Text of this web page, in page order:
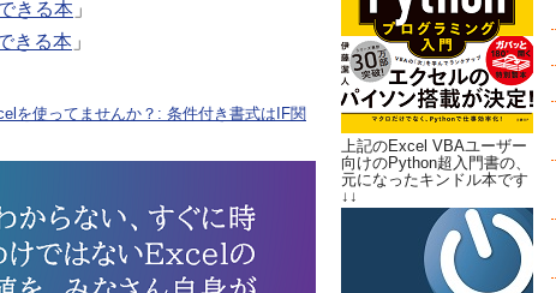
きる本 」
きる本 」
を使ってませんか？: 条件付き書式はIF関
上記のExcel VBAユーザー
向けのPython超入門書の、
元になったキンドル本です
↓↓